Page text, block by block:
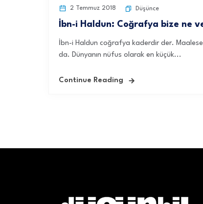
2 Temmuz 2018 Düşünce
İbn-i Haldun: Coğrafya bize ne
İbn-i Haldun coğrafya kaderdir der.
da. Dünyanın nüfus olarak en küçük...
Continue Reading